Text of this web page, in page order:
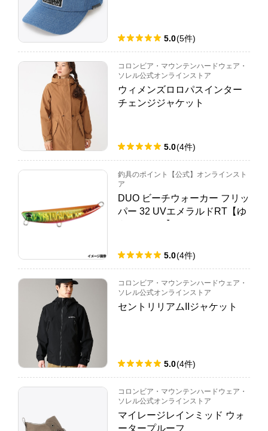
5.0(5件)
コロンビア・マウンテンハードウェア・
ソレル公式オンラインストア
ウィメンズロロパスインター
チェンジジャケット
5.0(4件)
釣具のポイント【公式】オンラインスト
ア
DUO ビーチウォーカー フリッ
パー 32 UVエメラルドRT【ゆ
5.0(4件)
コロンビア・マウンテンハードウェア・
ソレル公式オンラインストア
セントリリアムIIジャケット
5.0(4件)
コロンビア・マウンテンハードウェア・
ソレル公式オンラインストア
マイレージレインミッド ウォ
ータープルーフ